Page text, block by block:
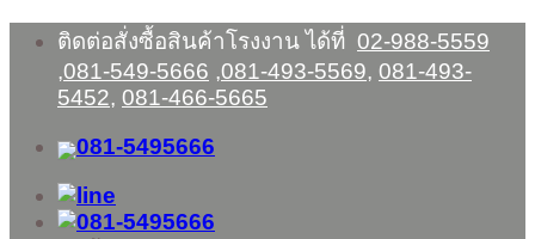
Skip
content
ติดต่อสั่งซื้อสินค้าโรงงาน ได้ที่ 02-988-5559
,081-549-5666 ,081-493-5569, 081-493-
5452, 081-466-5665